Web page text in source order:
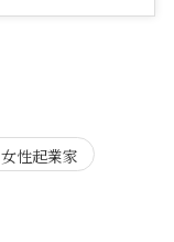
女性起業家